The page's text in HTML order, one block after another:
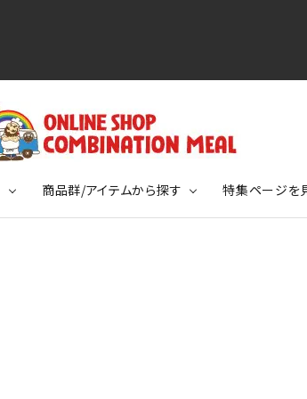
商品群/アイテムから探す 特集ページを